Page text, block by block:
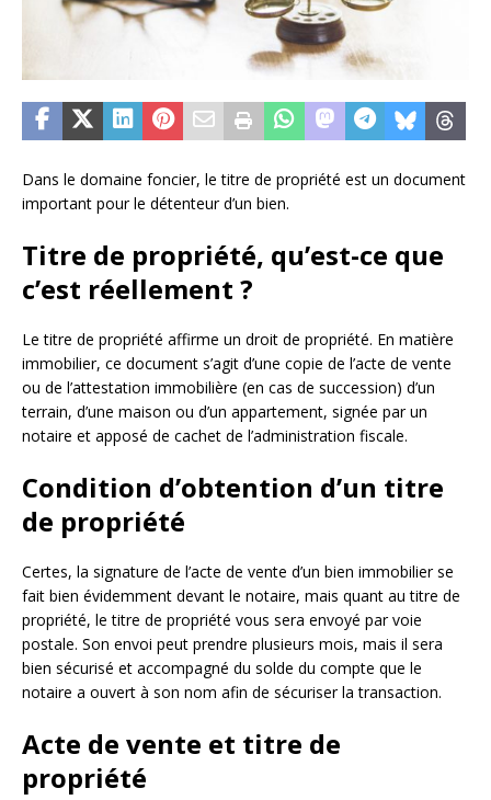
Dans le domaine foncier, le titre de propriété est un document
important pour le détenteur d’un bien.
Titre de propriété, qu’est-ce que
c’est réellement ?
Le titre de propriété affirme un droit de propriété. En matière
immobilier, ce document s’agit d’une copie de l’acte de vente
ou de l’attestation immobilière (en cas de succession) d’un
terrain, d’une maison ou d’un appartement, signée par un
notaire et apposé de cachet de l’administration fiscale.
Condition d’obtention d’un titre
de propriété
Certes, la signature de l’acte de vente d’un bien immobilier se
fait bien évidemment devant le notaire, mais quant au titre de
propriété, le titre de propriété vous sera envoyé par voie
postale. Son envoi peut prendre plusieurs mois, mais il sera
bien sécurisé et accompagné du solde du compte que le
notaire a ouvert à son nom afin de sécuriser la transaction.
Acte de vente et titre de
propriété